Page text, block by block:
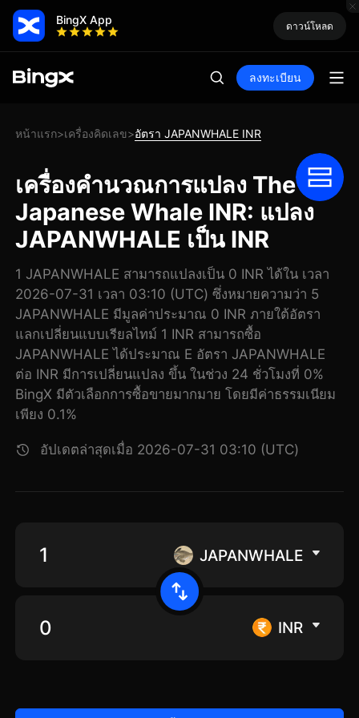
BingX App ดาวน์โหลด
ลงทะเบียน
หน้าแรก>เครื่องคิดเลข>อัตรา JAPANWHALE INR
เครื่องคำนวณการแปลง The
Japanese Whale INR: แปลง
JAPANWHALE เป็น INR
1 JAPANWHALE สามารถแปลงเป็น 0 INR ได้ใน เวลา
2026-07-31 เวลา 03:10 (UTC) ซึ่งหมายความว่า 5
JAPANWHALE มีมูลค่าประมาณ 0 INR ภายใต้อัตรา
แลกเปลี่ยนแบบเรียลไทม์ 1 INR สามารถซื้อ
JAPANWHALE ได้ประมาณ E อัตรา JAPANWHALE
ต่อ INR มีการเปลี่ยนแปลง ขึ้น ในช่วง 24 ชั่วโมงที่ 0%
BingX มีตัวเลือกการซื้อขายมากมาย โดยมีค่าธรรมเนียม
เพียง 0.1%
อัปเดตล่าสุดเมื่อ 2026-07-31 03:10 (UTC)
JAPANWHALE
INR